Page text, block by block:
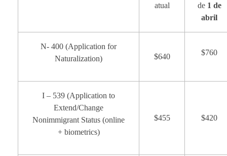
atual
de 1 de
abril
N- 400 (Application for
Naturalization)
$640 $760
I – 539 (Application to
Extend/Change
Nonimmigrant Status (online
+ biometrics)
$455 $420